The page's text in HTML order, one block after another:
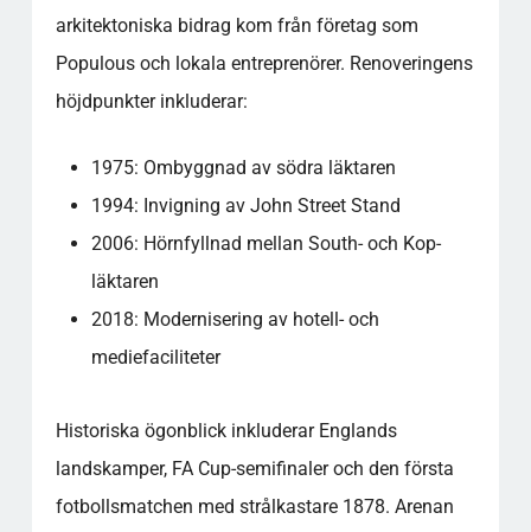
arkitektoniska bidrag kom från företag som
Populous och lokala entreprenörer. Renoveringens
höjdpunkter inkluderar:
1975: Ombyggnad av södra läktaren
1994: Invigning av John Street Stand
2006: Hörnfyllnad mellan South- och Kop-
läktaren
2018: Modernisering av hotell- och
mediefaciliteter
Historiska ögonblick inkluderar Englands
landskamper, FA Cup-semifinaler och den första
fotbollsmatchen med strålkastare 1878. Arenan